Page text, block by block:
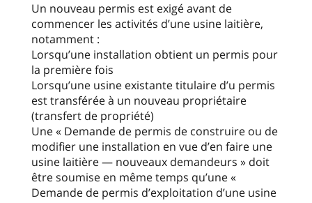
Un nouveau permis est exigé avant de
commencer les activités d’une usine laitière,
notamment :
Lorsqu’une installation obtient un permis pour
la première fois
Lorsqu’une usine existante titulaire d’u permis
est transférée à un nouveau propriétaire
(transfert de propriété)
Une « Demande de permis de construire ou de
modifier une installation en vue d’en faire une
usine laitière — nouveaux demandeurs » doit
être soumise en même temps qu’une «
Demande de permis d’exploitation d’une usine